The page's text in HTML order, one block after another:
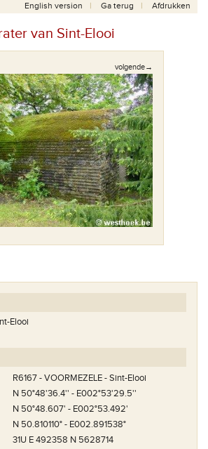
English version Ga terug Afdrukken
van Sint-Elooi
volgende→
Elooi
R6167 - VOORMEZELE - Sint-Elooi
N 50°48'36.4'' - E002°53'29.5''
N 50°48.607' - E002°53.492'
N 50.810110° - E002.891538°
31U E 492358 N 5628714